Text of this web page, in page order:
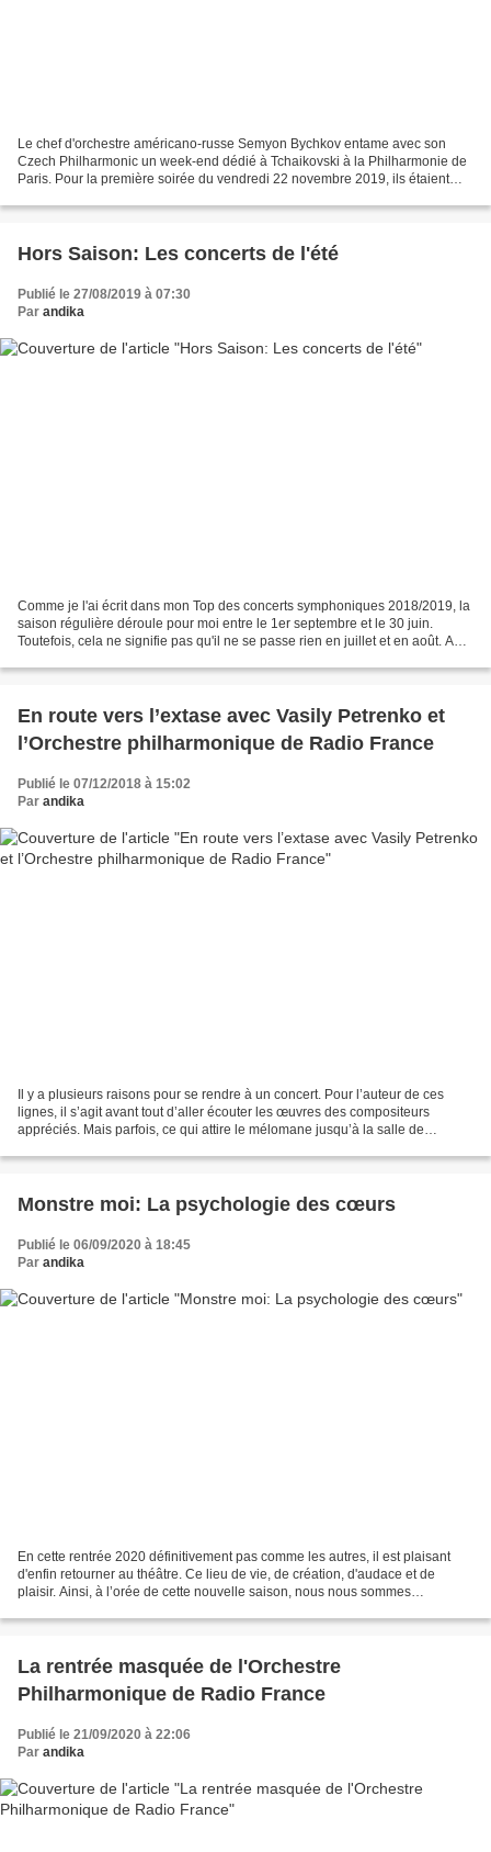
Le chef d'orchestre américano-russe Semyon Bychkov entame avec son
Czech Philharmonic un week-end dédié à Tchaikovski à la Philharmonie de
Paris. Pour la première soirée du vendredi 22 novembre 2019, ils étaient
Hors Saison: Les concerts de l'été
Publié le 27/08/2019 à 07:30
Par andika
Comme je l'ai écrit dans mon Top des concerts symphoniques 2018/2019, la
saison régulière déroule pour moi entre le 1er septembre et le 30 juin.
Toutefois, cela ne signifie pas qu'il ne se passe rien en juillet et en août. Au
En route vers l’extase avec Vasily Petrenko et
l’Orchestre philharmonique de Radio France
Publié le 07/12/2018 à 15:02
Par andika
Il y a plusieurs raisons pour se rendre à un concert. Pour l’auteur de ces
lignes, il s’agit avant tout d’aller écouter les œuvres des compositeurs
appréciés. Mais parfois, ce qui attire le mélomane jusqu’à la salle de
Monstre moi: La psychologie des cœurs
Publié le 06/09/2020 à 18:45
Par andika
En cette rentrée 2020 définitivement pas comme les autres, il est plaisant
d'enfin retourner au théâtre. Ce lieu de vie, de création, d'audace et de
plaisir. Ainsi, à l’orée de cette nouvelle saison, nous nous sommes
La rentrée masquée de l'Orchestre
Philharmonique de Radio France
Publié le 21/09/2020 à 22:06
Par andika